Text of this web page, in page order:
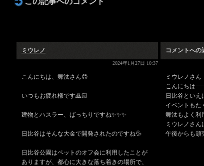
ミウレノ
2024年1月27日 10:37
こんにちは、舞汰さん😊
いつもお疲れ様です🙇🏻
建物とハスラー、ばっちりですね✨✨✨
日比谷はそんな大金で開発されたのですね💦
日比谷公園はペットのオフ会に利用したことが
ありますが、都心に大きな落ち着きの場所で、
コメントへの
ミウレノさん
こんにちは
日比谷といえ
イベントもた
舞汰もよく利
ミウレノさん
午後からも頑